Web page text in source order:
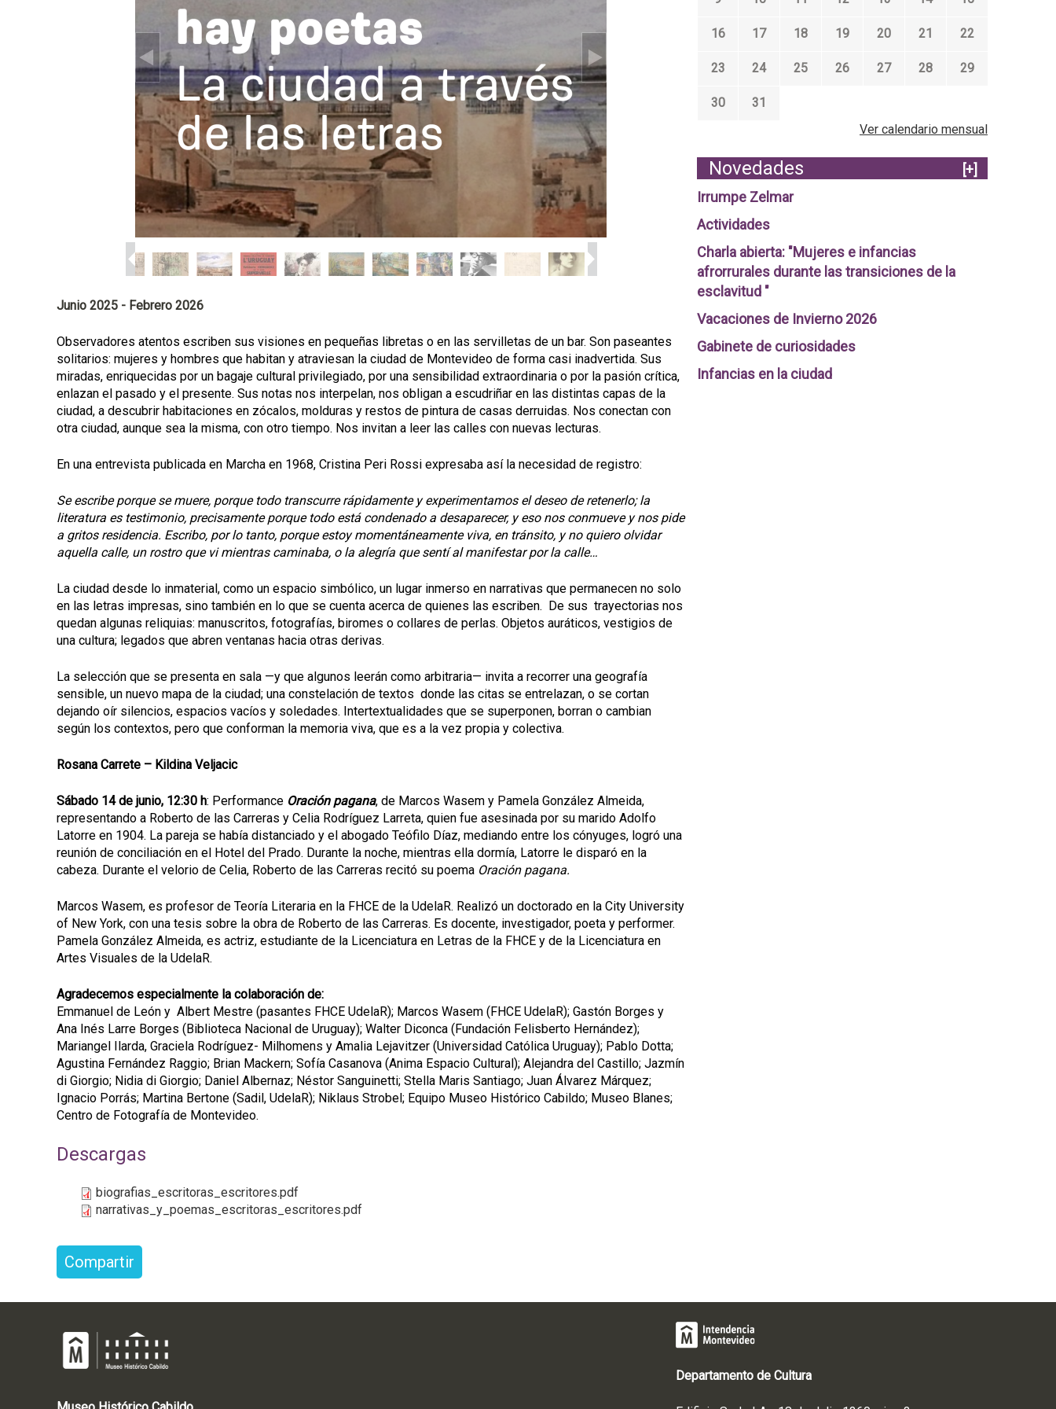
Junio 2025 - Febrero 2026
Observadores atentos escriben sus visiones en pequeñas libretas o en las servilletas de un bar. Son paseantes
solitarios: mujeres y hombres que habitan y atraviesan la ciudad de Montevideo de forma casi inadvertida. Sus
miradas, enriquecidas por un bagaje cultural privilegiado, por una sensibilidad extraordinaria o por la pasión crítica,
enlazan el pasado y el presente. Sus notas nos interpelan, nos obligan a escudriñar en las distintas capas de la
ciudad, a descubrir habitaciones en zócalos, molduras y restos de pintura de casas derruidas. Nos conectan con
otra ciudad, aunque sea la misma, con otro tiempo. Nos invitan a leer las calles con nuevas lecturas.
En una entrevista publicada en Marcha en 1968, Cristina Peri Rossi expresaba así la necesidad de registro:
Se escribe porque se muere, porque todo transcurre rápidamente y experimentamos el deseo de retenerlo; la
literatura es testimonio, precisamente porque todo está condenado a desaparecer, y eso nos conmueve y nos pide
a gritos residencia. Escribo, por lo tanto, porque estoy momentáneamente viva, en tránsito, y no quiero olvidar
aquella calle, un rostro que vi mientras caminaba, o la alegría que sentí al manifestar por la calle…
La ciudad desde lo inmaterial, como un espacio simbólico, un lugar inmerso en narrativas que permanecen no solo
en las letras impresas, sino también en lo que se cuenta acerca de quienes las escriben. De sus trayectorias nos
quedan algunas reliquias: manuscritos, fotografías, biromes o collares de perlas. Objetos auráticos, vestigios de
una cultura; legados que abren ventanas hacia otras derivas.
La selección que se presenta en sala —y que algunos leerán como arbitraria— invita a recorrer una geografía
sensible, un nuevo mapa de la ciudad; una constelación de textos donde las citas se entrelazan, o se cortan
dejando oír silencios, espacios vacíos y soledades. Intertextualidades que se superponen, borran o cambian
según los contextos, pero que conforman la memoria viva, que es a la vez propia y colectiva.
Rosana Carrete – Kildina Veljacic
Sábado 14 de junio, 12:30 h: Performance Oración pagana, de Marcos Wasem y Pamela González Almeida,
representando a Roberto de las Carreras y Celia Rodríguez Larreta, quien fue asesinada por su marido Adolfo
Latorre en 1904. La pareja se había distanciado y el abogado Teófilo Díaz, mediando entre los cónyuges, logró una
reunión de conciliación en el Hotel del Prado. Durante la noche, mientras ella dormía, Latorre le disparó en la
cabeza. Durante el velorio de Celia, Roberto de las Carreras recitó su poema Oración pagana.
Marcos Wasem, es profesor de Teoría Literaria en la FHCE de la UdelaR. Realizó un doctorado en la City University
of New York, con una tesis sobre la obra de Roberto de las Carreras. Es docente, investigador, poeta y performer.
Pamela González Almeida, es actriz, estudiante de la Licenciatura en Letras de la FHCE y de la Licenciatura en
Artes Visuales de la UdelaR.
Agradecemos especialmente la colaboración de:
Emmanuel de León y Albert Mestre (pasantes FHCE UdelaR); Marcos Wasem (FHCE UdelaR); Gastón Borges y
Ana Inés Larre Borges (Biblioteca Nacional de Uruguay); Walter Diconca (Fundación Felisberto Hernández);
Mariangel Ilarda, Graciela Rodríguez- Milhomens y Amalia Lejavitzer (Universidad Católica Uruguay); Pablo Dotta;
Agustina Fernández Raggio; Brian Mackern; Sofía Casanova (Anima Espacio Cultural); Alejandra del Castillo; Jazmín
di Giorgio; Nidia di Giorgio; Daniel Albernaz; Néstor Sanguinetti; Stella Maris Santiago; Juan Álvarez Márquez;
Ignacio Porrás; Martina Bertone (Sadil, UdelaR); Niklaus Strobel; Equipo Museo Histórico Cabildo; Museo Blanes;
Centro de Fotografía de Montevideo.
Descargas
biografias_escritoras_escritores.pdf
narrativas_y_poemas_escritoras_escritores.pdf
Compartir
16 17 18 19 20 21 22
23 24 25 26 27 28 29
30
31
Ver calendario mensual
Novedades
[+]
Irrumpe Zelmar
Actividades
Charla abierta: "Mujeres e infancias
afrorrurales durante las transiciones de la
esclavitud "
Vacaciones de Invierno 2026
Gabinete de curiosidades
Infancias en la ciudad
Departamento de Cultura